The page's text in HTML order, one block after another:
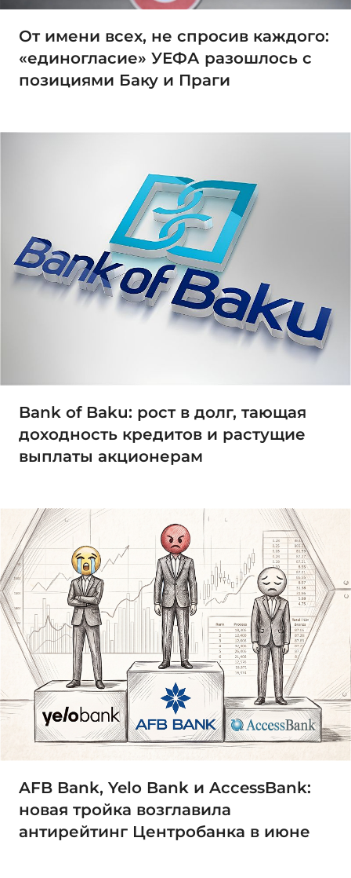
От имени всех, не спросив каждого:
«единогласие» УЕФА разошлось с
позициями Баку и Праги
Bank of Baku: рост в долг, тающая
доходность кредитов и растущие
выплаты акционерам
AFB Bank, Yelo Bank и AccessBank:
новая тройка возглавила
антирейтинг Центробанка в июне